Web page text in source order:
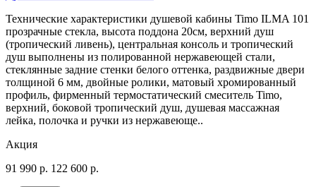
Технические характеристики душевой кабины Timo ILMA 101
прозрачные стекла, высота поддона 20см, верхний душ
(тропический ливень), центральная консоль и тропический
душ выполнены из полированной нержавеющей стали,
стеклянные задние стенки белого оттенка, раздвижные двери
толщиной 6 мм, двойные ролики, матовый хромированный
профиль, фирменный термостатический смеситель Timo,
верхний, боковой тропический душ, душевая массажная
лейка, полочка и ручки из нержавеюще..
Акция
91 990 р. 122 600 р.